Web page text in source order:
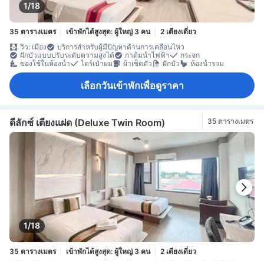
1/18
35 ตารางเมตร เข้าพักได้สูงสุด: ผู้ใหญ่ 3 คน
2 เตียงเดี่ยว
วิว: เมือง
บริการสำหรับผู้มีปัญหาด้านการเคลื่อนไหว
ฝักบัวแบบปรับระดับความสูงได้
กาต้มน้ำไฟฟ้า
กระจก
ของใช้ในห้องน้ำ
ไดร์เป่าผม ผ้าเช็ดตัว ฝักบัว ห้องน้ำรวม
เลือกวันเข้าพักเพื่อดูราคา
ดีลักซ์ เตียงแฝด (Deluxe Twin Room) 35 ตารางเมตร
1/18
35 ตารางเมตร เข้าพักได้สูงสุด: ผู้ใหญ่ 3 คน
2 เตียงเดี่ยว